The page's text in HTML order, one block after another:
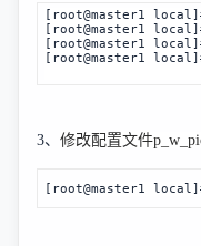
[root@master1
[root@master1
[root@master1
[root@master1
3、 修改配置文件
[root@master1